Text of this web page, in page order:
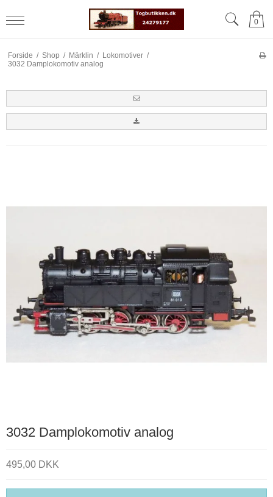
0
Forside / Shop / Märklin / Lokomotiver /
3032 Damplokomotiv analog
3032 Damplokomotiv analog
495,00 DKK